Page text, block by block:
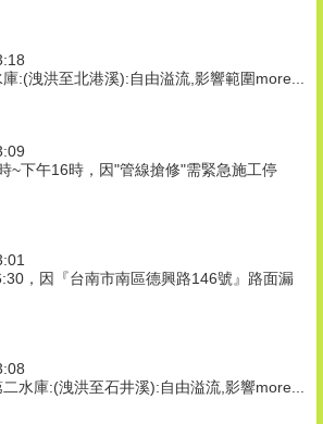
:(洩洪至北港溪):自由溢流,影響範圍more...
~下午16時，因"管線搶修"需緊急施工停
，因『台南市南區德興路146號』路面漏
水庫:(洩洪至石井溪):自由溢流,影響more...